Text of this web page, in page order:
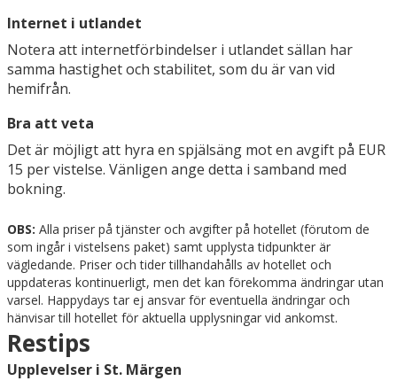
Internet i utlandet
Notera att internetförbindelser i utlandet sällan har
samma hastighet och stabilitet, som du är van vid
hemifrån.
Bra att veta
Det är möjligt att hyra en spjälsäng mot en avgift på EUR
15 per vistelse. Vänligen ange detta i samband med
bokning.
OBS: Alla priser på tjänster och avgifter på hotellet (förutom de
som ingår i vistelsens paket) samt upplysta tidpunkter är
vägledande. Priser och tider tillhandahålls av hotellet och
uppdateras kontinuerligt, men det kan förekomma ändringar utan
varsel. Happydays tar ej ansvar för eventuella ändringar och
hänvisar till hotellet för aktuella upplysningar vid ankomst.
Restips
Upplevelser i St. Märgen